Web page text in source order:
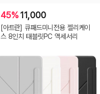
45%11,000
[아트란] 큐패드미니전용 젤리케이
스 8인치 태블릿PC 액세서리